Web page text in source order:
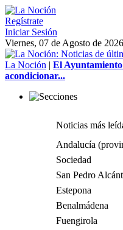
Regístrate
Iniciar Sesión
Viernes, 07 de Agosto de
La Noción | El
acondicionar...
Noticias más
Andalucía
Sociedad
San Pedro
Estepona
Benalmádena
Fuengirola